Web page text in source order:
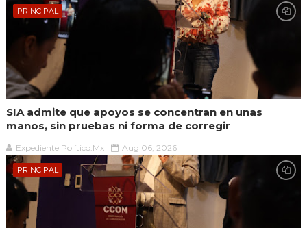
PRINCIPAL
SIA admite que apoyos se concentran en unas
manos, sin pruebas ni forma de corregir
Expediente Político.Mx Aug 06, 2026
PRINCIPAL